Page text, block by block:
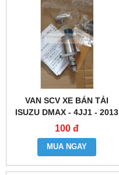
VAN SCV XE BÁN TẢI
ISUZU DMAX - 4JJ1 - 2013
100 đ
MUA NGAY